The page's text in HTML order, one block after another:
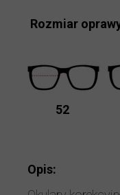
52
Rozmiar
Opis: